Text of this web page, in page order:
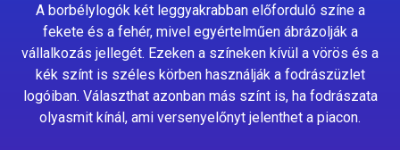
A borbélylogók két leggyakrabban előforduló színe a
fekete és a fehér, mivel egyértelműen ábrázolják a
vállalkozás jellegét. Ezeken a színeken kívül a vörös és a
kék színt is széles körben használják a fodrászüzlet
logóiban. Választhat azonban más színt is, ha fodrászata
olyasmit kínál, ami versenyelőnyt jelenthet a piacon.